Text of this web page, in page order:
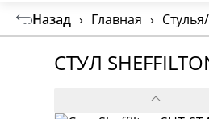
Назад › Главная ›
СТУЛ